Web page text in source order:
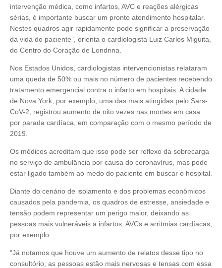
intervenção médica, como infartos, AVC e reações alérgicas
sérias, é importante buscar um pronto atendimento hospitalar.
Nestes quadros agir rapidamente pode significar a preservação
da vida do paciente”, orienta o cardiologista Luiz Carlos Miguita,
do Centro do Coração de Londrina.
Nos Estados Unidos, cardiologistas intervencionistas relataram
uma queda de 50% ou mais no número de pacientes recebendo
tratamento emergencial contra o infarto em hospitais. A cidade
de Nova York, por exemplo, uma das mais atingidas pelo Sars-
CoV-2, registrou aumento de oito vezes nas mortes em casa
por parada cardíaca, em comparação com o mesmo período de
2019.
Os médicos acreditam que isso pode ser reflexo da sobrecarga
no serviço de ambulância por causa do coronavírus, mas pode
estar ligado também ao medo do paciente em buscar o hospital.
Diante do cenário de isolamento e dos problemas econômicos
causados pela pandemia, os quadros de estresse, ansiedade e
tensão podem representar um perigo maior, deixando as
pessoas mais vulneráveis a infartos, AVCs e arritmias cardíacas,
por exemplo.
“Já notamos que houve um aumento de relatos desse tipo no
consultório, as pessoas estão mais nervosas e tensas com essa